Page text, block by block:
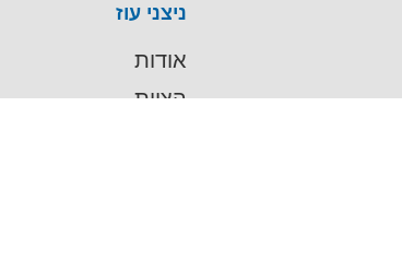
ניצני עוז
אודות
הצוות